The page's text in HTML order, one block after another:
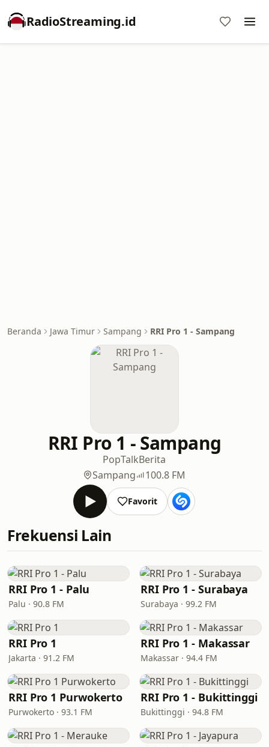
RadioStreaming.id
Beranda Jawa Timur Sampang RRI Pro 1 - Sampang
RRI Pro 1 - Sampang
PopTalkBerita
Sampang
100.8 FM
Favorit
Frekuensi Lain
RRI Pro 1 - Palu
Palu · 90.8 FM
RRI Pro 1 - Surabaya
Surabaya · 99.2 FM
RRI Pro 1
Jakarta · 91.2 FM
RRI Pro 1 - Makassar
Makassar · 94.4 FM
RRI Pro 1 Purwokerto
Purwokerto · 93.1 FM
RRI Pro 1 - Bukittinggi
Bukittinggi · 94.8 FM